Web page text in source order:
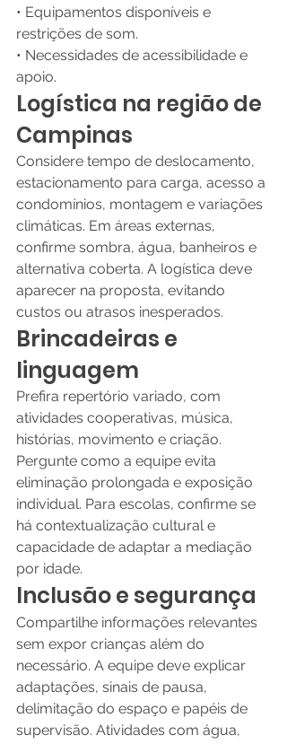
• Equipamentos disponíveis e
restrições de som.
• Necessidades de acessibilidade e
apoio.
Logística na região de
Campinas
Considere tempo de deslocamento,
estacionamento para carga, acesso a
condomínios, montagem e variações
climáticas. Em áreas externas,
confirme sombra, água, banheiros e
alternativa coberta. A logística deve
aparecer na proposta, evitando
custos ou atrasos inesperados.
Brincadeiras e
linguagem
Prefira repertório variado, com
atividades cooperativas, música,
histórias, movimento e criação.
Pergunte como a equipe evita
eliminação prolongada e exposição
individual. Para escolas, confirme se
há contextualização cultural e
capacidade de adaptar a mediação
por idade.
Inclusão e segurança
Compartilhe informações relevantes
sem expor crianças além do
necessário. A equipe deve explicar
adaptações, sinais de pausa,
delimitação do espaço e papéis de
supervisão. Atividades com água,